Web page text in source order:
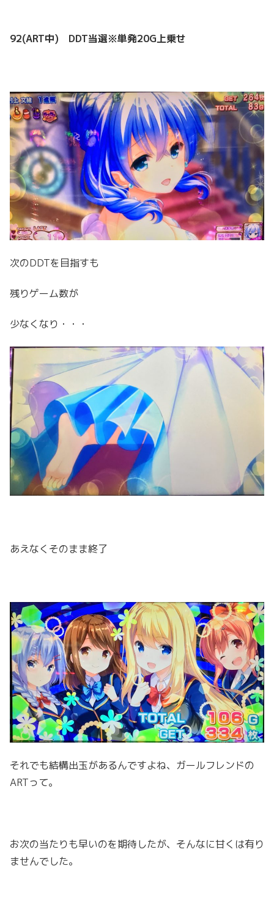
92(ART中) DDT当選※単発20G上乗せ
次のDDTを目指すも
残りゲーム数が
少なくなり・・・
あえなくそのまま終了
それでも結構出玉があるんですよね、ガールフレンドの
ARTって。
お次の当たりも早いのを期待したが、そんなに甘くは有り
ませんでした。